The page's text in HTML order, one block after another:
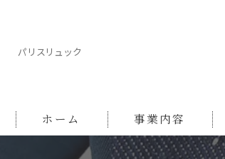
パリスリュック
ホーム 事業内容